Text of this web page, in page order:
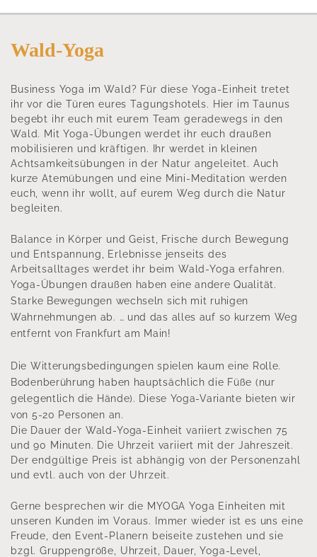
Wald-Yoga
Business Yoga im Wald? Für diese Yoga-Einheit tretet
ihr vor die Türen eures Tagungshotels. Hier im Taunus
begebt ihr euch mit eurem Team geradewegs in den
Wald. Mit Yoga-Übungen werdet ihr euch draußen
mobilisieren und kräftigen. Ihr werdet in kleinen
Achtsamkeitsübungen in der Natur angeleitet. Auch
kurze Atemübungen und eine Mini-Meditation werden
euch, wenn ihr wollt, auf eurem Weg durch die Natur
begleiten.
Balance in Körper und Geist, Frische durch Bewegung
und Entspannung, Erlebnisse jenseits des
Arbeitsalltages werdet ihr beim Wald-Yoga erfahren.
Yoga-Übungen draußen haben eine andere Qualität.
Starke Bewegungen wechseln sich mit ruhigen
Wahrnehmungen ab. … und das alles auf so kurzem Weg
entfernt von Frankfurt am Main!
Die Witterungsbedingungen spielen kaum eine Rolle.
Bodenberührung haben hauptsächlich die Füße (nur
gelegentlich die Hände). Diese Yoga-Variante bieten wir
von 5-20 Personen an.
Die Dauer der Wald-Yoga-Einheit variiert zwischen 75
und 90 Minuten. Die Uhrzeit variiert mit der Jahreszeit.
Der endgültige Preis ist abhängig von der Personenzahl
und evtl. auch von der Uhrzeit.
Gerne besprechen wir die MYOGA Yoga Einheiten mit
unseren Kunden im Voraus. Immer wieder ist es uns eine
Freude, den Event-Planern beiseite zustehen und sie
bzgl. Gruppengröße, Uhrzeit, Dauer, Yoga-Level,